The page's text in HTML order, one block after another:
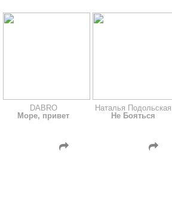
DABRO
Море, привет
Наталья Подольская
Не Бояться